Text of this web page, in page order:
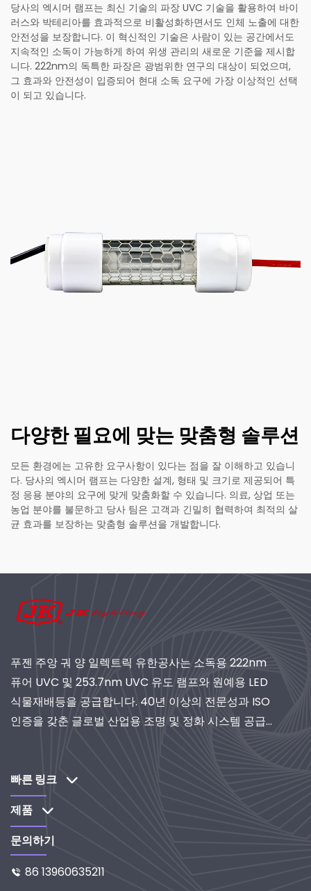
당사의 엑시머 램프는 최신 기술의 파장 UVC 기술을 활용하여 바이
러스와 박테리아를 효과적으로 비활성화하면서도 인체 노출에 대한
안전성을 보장합니다. 이 혁신적인 기술은 사람이 있는 공간에서도
지속적인 소독이 가능하게 하여 위생 관리의 새로운 기준을 제시합
니다. 222nm의 독특한 파장은 광범위한 연구의 대상이 되었으며,
그 효과와 안전성이 입증되어 현대 소독 요구에 가장 이상적인 선택
이 되고 있습니다.
다양한 필요에 맞는 맞춤형 솔루션
모든 환경에는 고유한 요구사항이 있다는 점을 잘 이해하고 있습니
다. 당사의 엑시머 램프는 다양한 설계, 형태 및 크기로 제공되어 특
정 응용 분야의 요구에 맞게 맞춤화할 수 있습니다. 의료, 상업 또는
농업 분야를 불문하고 당사 팀은 고객과 긴밀히 협력하여 최적의 살
균 효과를 보장하는 맞춤형 솔루션을 개발합니다.
푸젠 주앙 궈 양 일렉트릭 유한공사는 소독용 222nm
퓨어 UVC 및 253.7nm UVC 유도 램프와 원예용 LED
식물재배등을 공급합니다. 40년 이상의 전문성과 ISO
인증을 갖춘 글로벌 산업용 조명 및 정화 시스템 공급
빠른 링크
제품
문의하기
 86 13960635211